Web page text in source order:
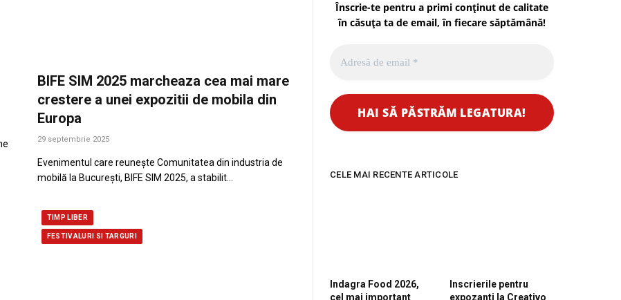
BIFE SIM 2025 marcheaza cea mai mare
crestere a unei expozitii de mobila din
Europa
29 septembrie 2025
Evenimentul care reunește Comunitatea din industria de
mobilă la București, BIFE SIM 2025, a stabilit…
TIMP LIBER
FESTIVALURI SI TARGURI
Înscrie-te pentru a primi conținut de calitate
în căsuța ta de email, în fiecare săptămână!
CELE MAI RECENTE ARTICOLE
Indagra Food 2026,
cel mai important
Inscrierile pentru
expozanti la Creativo